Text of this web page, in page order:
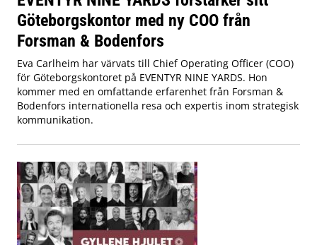
Göteborgskontor med ny COO från
Forsman & Bodenfors
Eva Carlheim har värvats till Chief Operating Officer (COO)
för Göteborgskontoret på EVENTYR NINE YARDS. Hon
kommer med en omfattande erfarenhet från Forsman &
Bodenfors internationella resa och expertis inom strategisk
kommunikation.